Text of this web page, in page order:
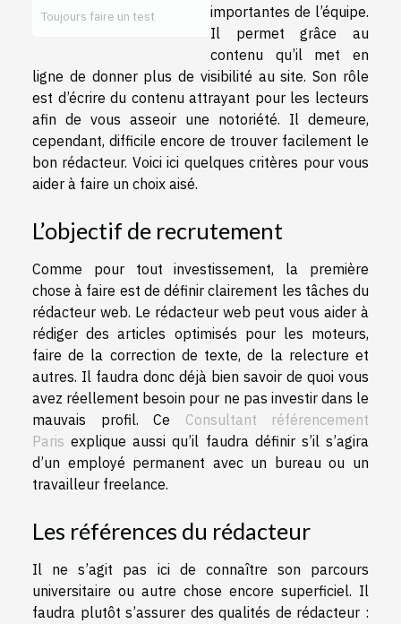
Toujours faire un test
importantes de l’équipe.
Il permet grâce au
contenu qu’il met en
ligne de donner plus de visibilité au site. Son rôle
est d’écrire du contenu attrayant pour les lecteurs
afin de vous asseoir une notoriété. Il demeure,
cependant, difficile encore de trouver facilement le
bon rédacteur. Voici ici quelques critères pour vous
aider à faire un choix aisé.
L’objectif de recrutement
Comme pour tout investissement, la première
chose à faire est de définir clairement les tâches du
rédacteur web. Le rédacteur web peut vous aider à
rédiger des articles optimisés pour les moteurs,
faire de la correction de texte, de la relecture et
autres. Il faudra donc déjà bien savoir de quoi vous
avez réellement besoin pour ne pas investir dans le
mauvais profil. Ce Consultant référencement
Paris explique aussi qu’il faudra définir s’il s’agira
d’un employé permanent avec un bureau ou un
travailleur freelance.
Les références du rédacteur
Il ne s’agit pas ici de connaître son parcours
universitaire ou autre chose encore superficiel. Il
faudra plutôt s’assurer des qualités de rédacteur :